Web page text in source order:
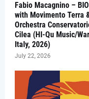
Fabio Macagnino –
with Movimento Terra
Orchestra
Cilea (HI-Qu Music/
Italy, 2026)
July 22, 2026